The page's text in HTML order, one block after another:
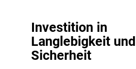
Investition in
Langlebigkeit und
Sicherheit